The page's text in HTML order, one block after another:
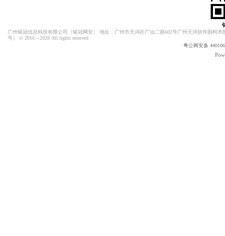
广州铭冠信息科技有限公司（铭冠网安 ） 地址：广州市天河区广汕二路602号广州天河软件园柯
号） © 2016～2028 All rights reserved
粤公网安备